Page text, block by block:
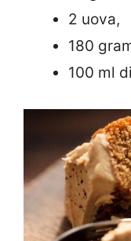
2 uova,
180
100 ml